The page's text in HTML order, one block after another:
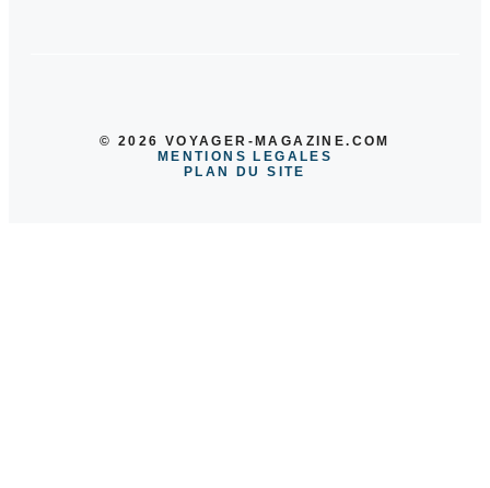
© 2026 VOYAGER-MAGAZINE.COM
MENTIONS LEGALES
PLAN DU SITE